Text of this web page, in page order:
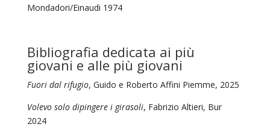
Mondadori/Einaudi 1974
Bibliografia dedicata ai più
giovani e alle più giovani
Fuori dal rifugio, Guido e Roberto Affini Piemme, 2025
Volevo solo dipingere i girasoli, Fabrizio Altieri, Bur
2024